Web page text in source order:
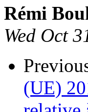
Rémi
Wed Oct
(UE)